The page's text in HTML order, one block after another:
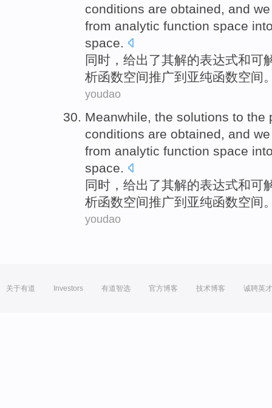
conditions are obtained, and
from analytic function space
space.
同时 ，给出了其解的表达式和可
析函数空间推广到 亚纯函数空间
youdao
Meanwhile, the solutions to the
conditions are obtained, and
from analytic function space
space.
同时 ，给出了其解的表达式和可
析函数空间推广到 亚纯函数空间
youdao
关于有道 Investors 有道智选 官方博客 技术博客 诚聘英才